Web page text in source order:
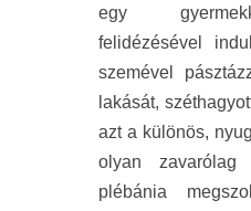
egy
felidézésével
szemével
lakását,
azt a különös,
olyan
plébánia